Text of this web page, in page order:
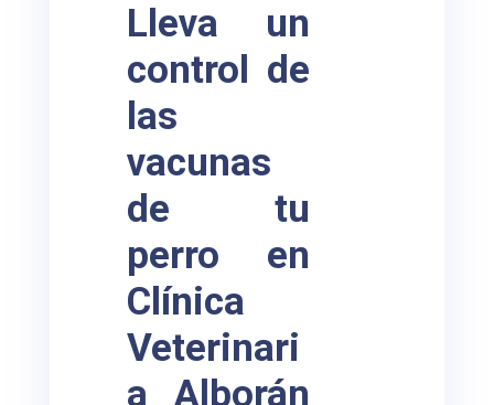
Lleva un
control de
las
vacunas
de tu
perro en
Clínica
Veterinari
a Alborán